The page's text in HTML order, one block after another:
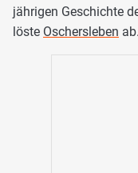
jährigen Geschichte
löste Oschersleben ab.